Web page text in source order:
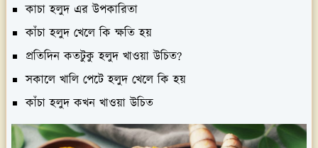
কাচা হলুদ এর উপকারিতা
কাঁচা হলুদ খেলে কি ক্ষতি হয়
প্রতিদিন কতটুকু হলুদ খাওয়া উচিত?
সকালে খালি পেটে হলুদ খেলে কি হয়
কাঁচা হলুদ কখন খাওয়া উচিত